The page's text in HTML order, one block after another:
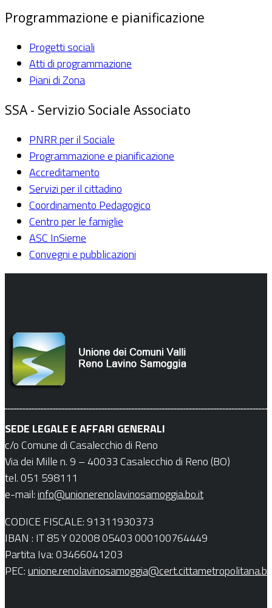
Programmazione e pianificazione
Progetti sociali
Atti di programmazione
Piani di Zona
SSA - Servizio Sociale Associato
PNRR per il Sociale
Programmazione e pianificazione
Accreditamento
Servizi per il cittadino
Coordinamento Pedagogico
Centro per le famiglie
ASC InSieme
Convegni e pubblicazioni
SEDE LEGALE E AFFARI GENERALI
c/o Comune di Casalecchio di Reno
Via dei Mille n. 9 – 40033 Casalecchio di Reno (BO)
tel. 051 598111
e-mail:info@unionerenolavinosamoggia.bo.it
CODICE FISCALE: 91311930373
IBAN : IT 85 Y 02008 05403 000100764449
Partita Iva: 03466041203
PEC: